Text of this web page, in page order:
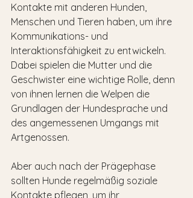
Kontakte mit anderen Hunden,
Menschen und Tieren haben, um ihre
Kommunikations- und
Interaktionsfähigkeit zu entwickeln.
Dabei spielen die Mutter und die
Geschwister eine wichtige Rolle, denn
von ihnen lernen die Welpen die
Grundlagen der Hundesprache und
des angemessenen Umgangs mit
Artgenossen.
Aber auch nach der Prägephase
sollten Hunde regelmäßig soziale
Kontakte pflegen, um ihr